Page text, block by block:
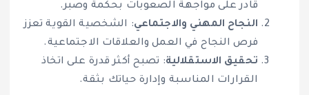
قادر على مواجهة الصعوبات بحكمة وصبر.
النجاح المهني والاجتماعي: الشخصية القوية تعزز
فرص النجاح في العمل والعلاقات الاجتماعية.
تحقيق الاستقلالية: تصبح أكثر قدرة على اتخاذ
القرارات المناسبة وإدارة حياتك بثقة.